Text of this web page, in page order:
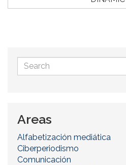
Search
form
Areas
Alfabetización mediática
Ciberperiodismo
Comunicación